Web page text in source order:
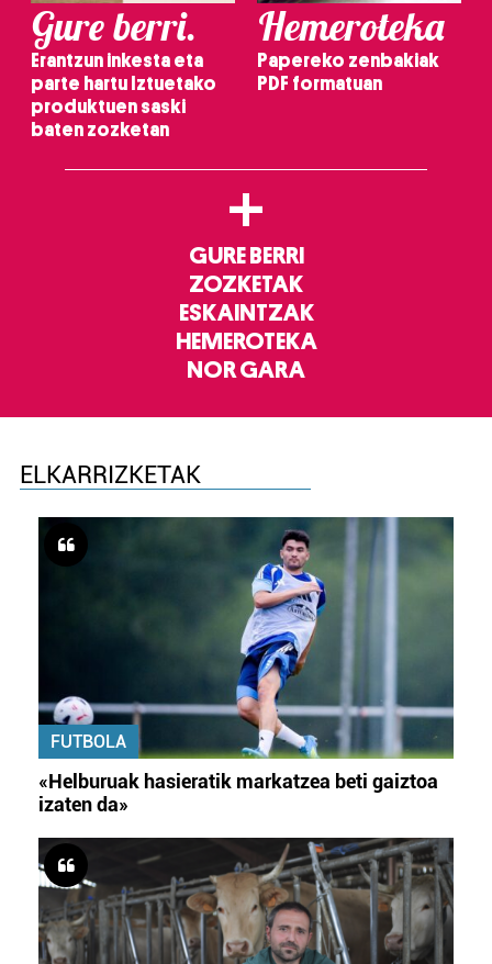
Gure berri.
Erantzun inkesta eta
parte hartu Iztuetako
produktuen saski
baten zozketan
Hemeroteka
Papereko zenbakiak
PDF formatuan
+
GURE BERRI
ZOZKETAK
ESKAINTZAK
HEMEROTEKA
NOR GARA
ELKARRIZKETAK
FUTBOLA
«Helburuak hasieratik markatzea beti gaiztoa
izaten da»